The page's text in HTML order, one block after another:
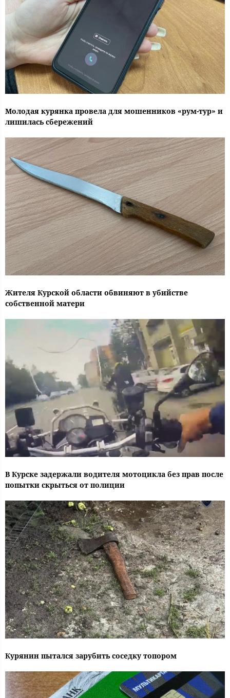
Молодая курянка провела для мошенников «рум-тур» и
лишилась сбережений
Жителя Курской области обвиняют в убийстве
собственной матери
В Курске задержали водителя мотоцикла без прав после
попытки скрыться от полиции
Курянин пытался зарубить соседку топором